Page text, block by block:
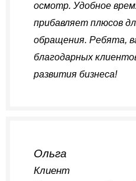
осмотр. Удобное
прибавляет плюсов
обращения. Ребята,
благодарных
развития бизнеса!
Ольга
Клиент